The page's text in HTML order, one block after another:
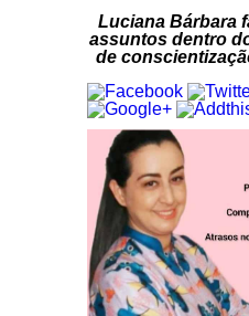
Luciana Bárbara
assuntos dentro
de